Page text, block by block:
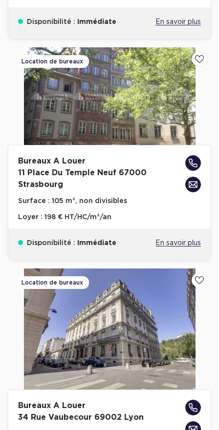
Disponibilité : Immédiate En savoir plus
Location de bureaux
Bureaux A Louer
11 Place Du Temple Neuf 67000
Strasbourg
Surface : 105 m², non divisibles
Loyer : 198 € HT/HC/m²/an
Disponibilité : Immédiate En savoir plus
Location de bureaux
Bureaux A Louer
34 Rue Vaubecour 69002 Lyon